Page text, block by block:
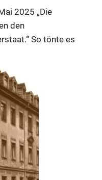
2025 „Die
den
So tönte es